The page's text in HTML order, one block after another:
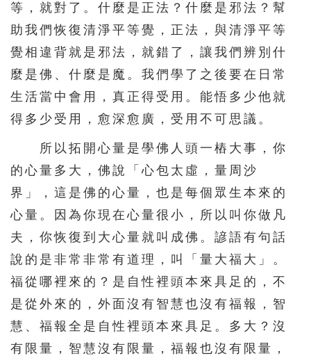
等，就對了。什麼是正法？什麼是邪法？幫
助我們恢復清淨平等覺，正法，與清淨平等
覺相違背就是邪法，就錯了，讓我們辨別什
麼是佛、什麼是魔。我們學了之後要在日常
生活當中會用，真正得受用。能悟多少他就
得多少受用，愈深愈廣，受用不可思議。
所以拓開心量是學佛人頭一樁大事，你
的心量多大，佛說「心包太虛，量周沙
界」，這是佛的心量，也是每個眾生本來的
心量。因為你現在心量很小，所以叫你做凡
夫，你恢復到大心量就叫成佛。諺語有句話
說的是非常非常有道理，叫「量大福大」。
福從哪裡來的？是自性裡頭本來具足的，不
是從外來的，外面沒有智慧也沒有福報，智
慧、福報全是自性裡頭本來具足。多大？沒
有限量，智慧沒有限量，福報也沒有限量，